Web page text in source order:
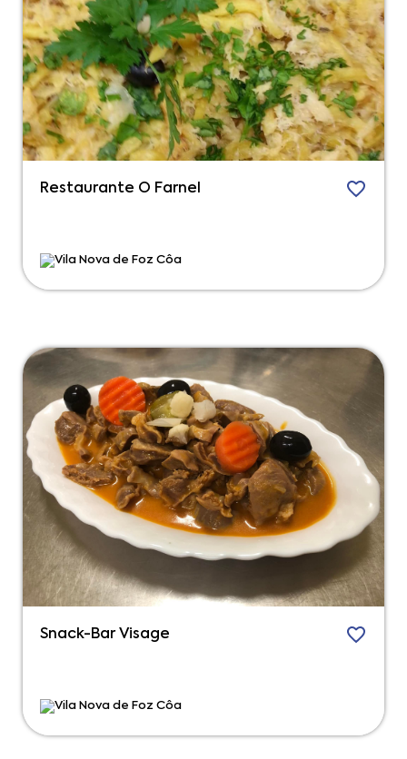
Restaurante O Farnel
Vila Nova de Foz Côa
Snack-Bar Visage
Vila Nova de Foz Côa